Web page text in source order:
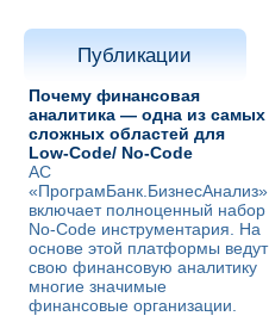
Публикации
Почему финансовая
аналитика — одна из самых
сложных областей для
Low-Code/ No-Code
АС
«ПрограмБанк.БизнесАнализ»
включает полноценный набор
No-Code инструментария. На
основе этой платформы ведут
свою финансовую аналитику
многие значимые
финансовые организации.